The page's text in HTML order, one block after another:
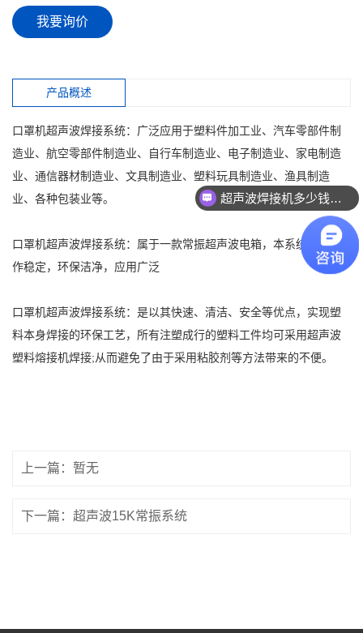
我要询价
产品概述
口罩机超声波焊接系统：广泛应用于塑料件加工业、汽车零部件制
造业、航空零部件制造业、自行车制造业、电子制造业、家电制造
业、通信器材制造业、文具制造业、塑料玩具制造业、渔具制造
业、各种包装业等。
口罩机超声波焊接系统：属于一款常振超声波电箱，本系统整体工
作稳定，环保洁净，应用广泛
口罩机超声波焊接系统：是以其快速、清洁、安全等优点，实现塑
料本身焊接的环保工艺，所有注塑成行的塑料工件均可采用超声波
塑料熔接机焊接;从而避免了由于采用粘胶剂等方法带来的不便。
上一篇：暂无
下一篇：超声波15K常振系统
超声波焊接机多少钱一台？